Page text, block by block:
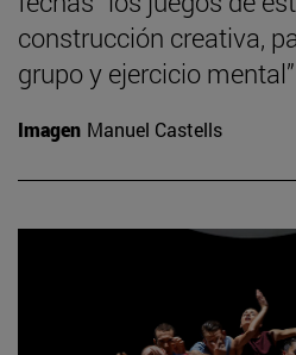
construcción creativa,
grupo y ejercicio mental”
Imagen Manuel Castells